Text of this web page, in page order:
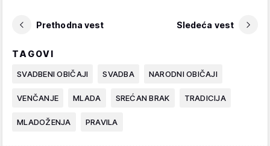
Prethodna vest Sledeća vest
TAGOVI
SVADBENI OBIČAJI SVADBA NARODNI OBIČAJI
VENČANJE MLADA SREĆAN BRAK TRADICIJA
MLADOŽENJA PRAVILA